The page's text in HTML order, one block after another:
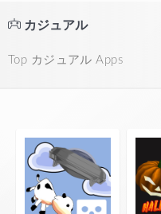
カジュアル
Top カジュアル Apps